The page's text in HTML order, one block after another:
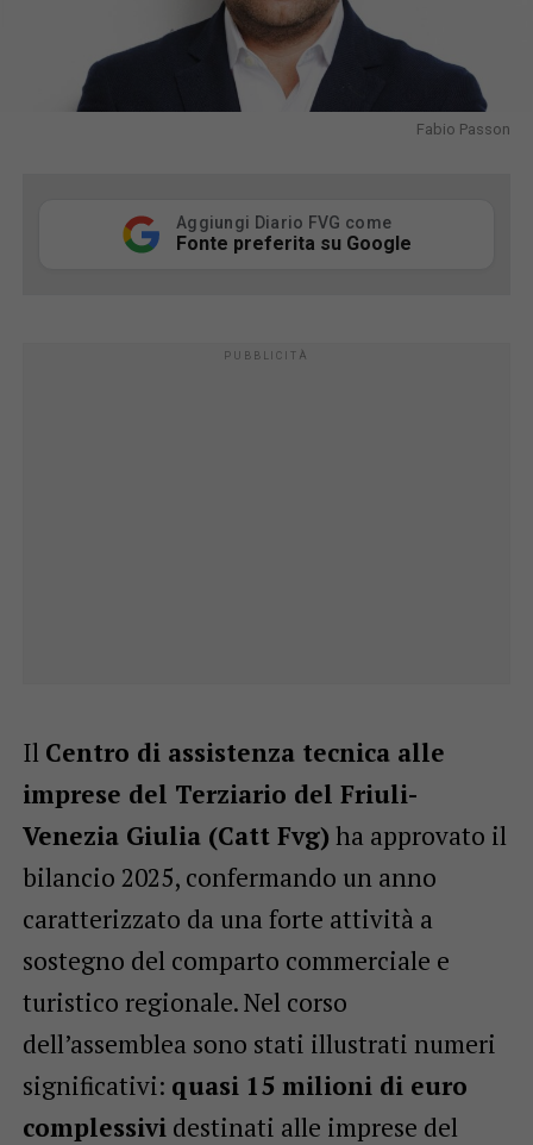
Fabio Passon
Aggiungi Diario FVG come
Fonte preferita su Google
Il Centro di assistenza tecnica alle
imprese del Terziario del Friuli-
Venezia Giulia (Catt Fvg) ha approvato il
bilancio 2025, confermando un anno
caratterizzato da una forte attività a
sostegno del comparto commerciale e
turistico regionale. Nel corso
dell’assemblea sono stati illustrati numeri
significativi: quasi 15 milioni di euro
complessividestinati alle imprese del